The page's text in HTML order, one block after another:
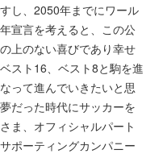
し、2050年までにワール
宣言を考えると、この公
上のない喜びであり幸せ
スト16、ベスト8と駒を進
って進んでいきたいと思
だった時代にサッカーを
ま、オフィシャルパート
ポーティングカンパニー